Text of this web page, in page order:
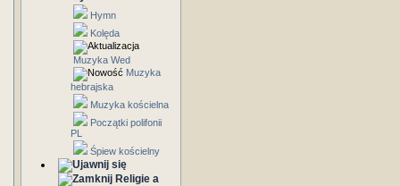
Hymn
Kolęda
Muzyka Wed
Muzyka
hebrajska
Muzyka kościelna
Początki polifonii
PL
Śpiew kościelny
Religie a